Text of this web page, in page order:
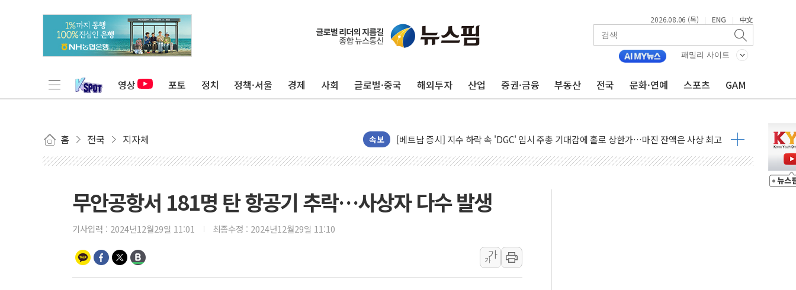
2026.08.06 (목) | ENG | 中文
패밀리 사이트
영상 포토 정치 정책·서울 경제 사회 글로벌·중국 해외투자 산업 증권·금융 부동산 전국 문화·연예 스포츠 GAM
홈 전국 지자체 속보
뉴욕 증시 프리뷰, 미 주가선물 AI주 차익실현 속 혼조세...웨스턴디지털·샌디스크↓
금값 7주 만에 최고…美 고용 둔화·호르무즈 재개방 기대에 강세
[인도증시] 중동 긴장 완화에 실적 호조까지, 상승...호실적 보고 기업 상승세 뚜렷
[베트남 증시] 지수 하락 속 'DGC' 임시 주총 기대감에 홀로 상한가…마진 잔액은 사상 최고
'월가의 황제' 다이먼 "금융시장 레버리지 위험수위…숨은 차입이 더 큰 변수"
김정관 산업부 장관 "주 52시간 손봐야, 경쟁상대 中과 비교해야"
해군 1함대 창설 80주년…지역과 함께하는 '선봉'의 대민 봉사
우크라 드론 전술, 중남미 콜롬비아에 새 안보 위기… 반군·마약카르텔이 습득해 전투 활용
동해해경, 독도 해상서 부유물 감긴 어선 구조
주한미군 "오산기지 누출, 백린 아닌 무해한 표면 부식 물질"
무안공항서 181명 탄 항공기 추락…사상자 다수 발생
기사입력 : 2024년12월29일 11:01 최종수정 : 2024년12월29일 11:10
가
가